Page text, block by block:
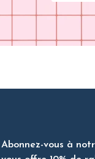
Abonnez-vous à